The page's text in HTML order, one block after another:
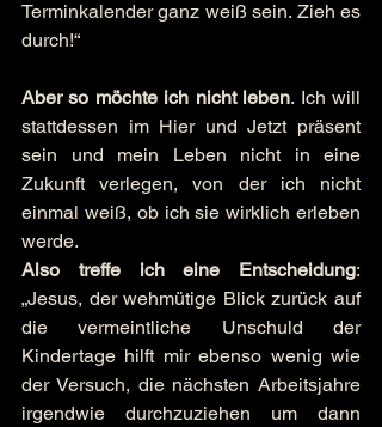
Terminkalender ganz weiß sein. Zieh es
durch!“
Aber so möchte ich nicht leben. Ich will
stattdessen im Hier und Jetzt präsent
sein und mein Leben nicht in eine
Zukunft verlegen, von der ich nicht
einmal weiß, ob ich sie wirklich erleben
werde.
Also treffe ich eine Entscheidung:
„Jesus, der wehmütige Blick zurück auf
die vermeintliche Unschuld der
Kindertage hilft mir ebenso wenig wie
der Versuch, die nächsten Arbeitsjahre
irgendwie durchzuziehen um dann